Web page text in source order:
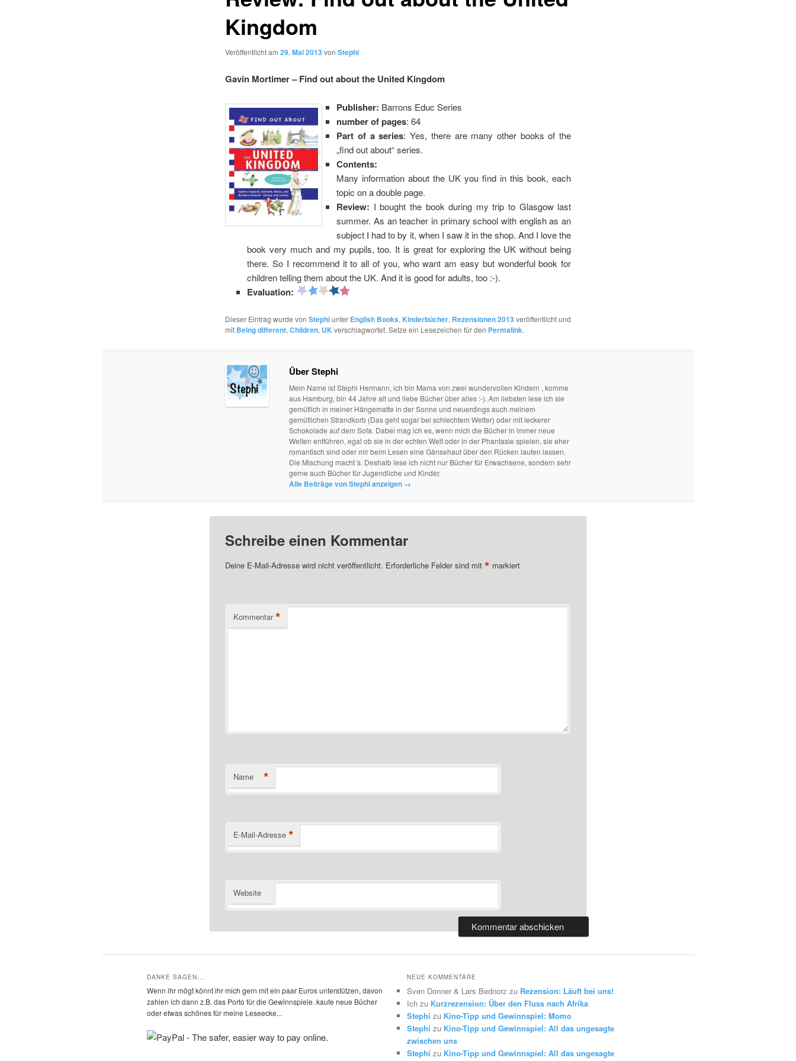
Kingdom
Veröffentlicht am 29. Mai 2013 von Stephi
Gavin Mortimer – Find out about the United Kingdom
Publisher: Barrons Educ Series
number of pages: 64
Part of a series: Yes, there are many other books of the
„find out about“ series.
Contents:
Many information about the UK you find in this book, each
topic on a double page.
Review: I bought the book during my trip to Glasgow last
summer. As an teacher in primary school with english as an
subject I had to by it, when I saw it in the shop. And I love the
book very much and my pupils, too. It is great for exploring the UK without being
there. So I recommend it to all of you, who want am easy but wonderful book for
children telling them about the UK. And it is good for adults, too :-).
Evaluation:
Dieser Eintrag wurde von Stephiunter English Books, Kinderbücher, Rezensionen 2013 veröffentlicht und
mit Being different, Children, UKverschlagwortet. Setze ein Lesezeichen für den Permalink.
Über Stephi
Mein Name ist Stephi Hermann, ich bin Mama von zwei wundervollen Kindern , komme
aus Hamburg, bin 44 Jahre alt und liebe Bücher über alles :-). Am liebsten lese ich sie
gemütlich in meiner Hängematte in der Sonne und neuerdings auch meinem
gemütlichen Strandkorb (Das geht sogar bei schlechtem Wetter) oder mit leckerer
Schokolade auf dem Sofa. Dabei mag ich es, wenn mich die Bücher in immer neue
Welten entführen, egal ob sie in der echten Welt oder in der Phantasie spielen, sie eher
romantisch sind oder mir beim Lesen eine Gänsehaut über den Rücken laufen lassen.
Die Mischung macht´s. Deshalb lese ich nicht nur Bücher für Erwachsene, sondern sehr
gerne auch Bücher für Jugendliche und Kinder.
Alle Beiträge von Stephi anzeigen →
Schreibe einen Kommentar
Deine E-Mail-Adresse wird nicht veröffentlicht. Erforderliche Felder sind mit * markiert
Kommentar *
Name *
E-Mail-Adresse *
Website
DANKE SAGEN….
Wenn ihr mögt könnt ihr mich gern mit ein paar Euros unterstützen, davon
zahlen ich dann z.B. das Porto für die Gewinnspiele. kaufe neue Bücher
oder etwas schönes für meine Leseecke...
NEUE KOMMENTARE
Sven Donner & Lars Bednorz zu Rezension: Läuft bei uns!
Ich zu Kurzrezension: Über den Fluss nach Afrika
Stephi zu Kino-Tipp und Gewinnspiel: Momo
Stephi zu Kino-Tipp und Gewinnspiel: All das ungesagte
zwischen uns
Stephi zu Kino-Tipp und Gewinnspiel: All das ungesagte